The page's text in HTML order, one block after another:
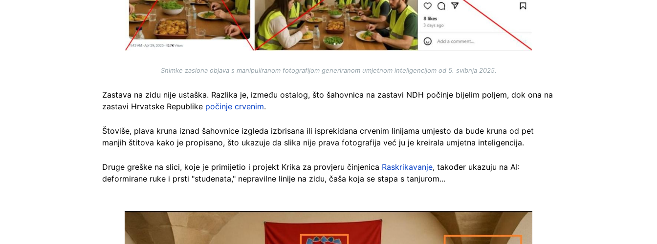
Snimke zaslona objava s manipuliranom fotografijom generiranom umjetnom inteligencijom od 5. svibnja 2025.
Zastava na zidu nije ustaška. Razlika je, između ostalog, što šahovnica na zastavi NDH počinje bijelim poljem, dok ona na
zastavi Hrvatske Republike počinje crvenim.
Štoviše, plava kruna iznad šahovnice izgleda izbrisana ili isprekidana crvenim linijama umjesto da bude kruna od pet
manjih štitova kako je propisano, što ukazuje da slika nije prava fotografija već ju je kreirala umjetna inteligencija.
Druge greške na slici, koje je primijetio i projekt Krika za provjeru činjenica Raskrikavanje, također ukazuju na AI:
deformirane ruke i prsti "studenata," nepravilne linije na zidu, čaša koja se stapa s tanjurom...